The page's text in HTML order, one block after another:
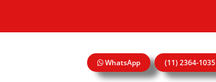
WhatsApp (11) 2364-1035